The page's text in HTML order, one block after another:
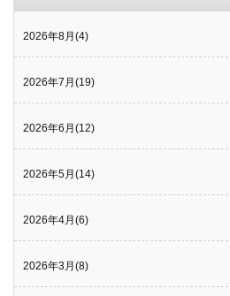
2026年8月(4)
2026年7月(19)
2026年6月(12)
2026年5月(14)
2026年4月(6)
2026年3月(8)